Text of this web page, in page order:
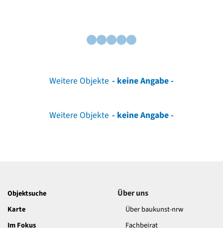
Weitere Objekte - keine Angabe -
Weitere Objekte - keine Angabe -
Objektsuche
Karte
Im Fokus
Über uns
Über baukunst-nrw
Fachbeirat